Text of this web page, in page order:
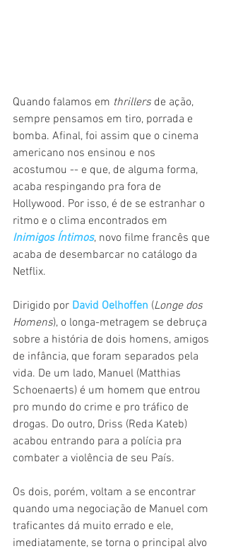
Quando falamos em thrillers de ação,
sempre pensamos em tiro, porrada e
bomba. Afinal, foi assim que o cinema
americano nos ensinou e nos
acostumou -- e que, de alguma forma,
acaba respingando pra fora de
Hollywood. Por isso, é de se estranhar o
ritmo e o clima encontrados em
Inimigos Íntimos, novo filme francês que
acaba de desembarcar no catálogo da
Netflix.
Dirigido por David Oelhoffen (Longe dos
Homens), o longa-metragem se debruça
sobre a história de dois homens, amigos
de infância, que foram separados pela
vida. De um lado, Manuel (Matthias
Schoenaerts) é um homem que entrou
pro mundo do crime e pro tráfico de
drogas. Do outro, Driss (Reda Kateb)
acabou entrando para a polícia pra
combater a violência de seu País.
Os dois, porém, voltam a se encontrar
quando uma negociação de Manuel com
traficantes dá muito errado e ele,
imediatamente, se torna o principal alvo